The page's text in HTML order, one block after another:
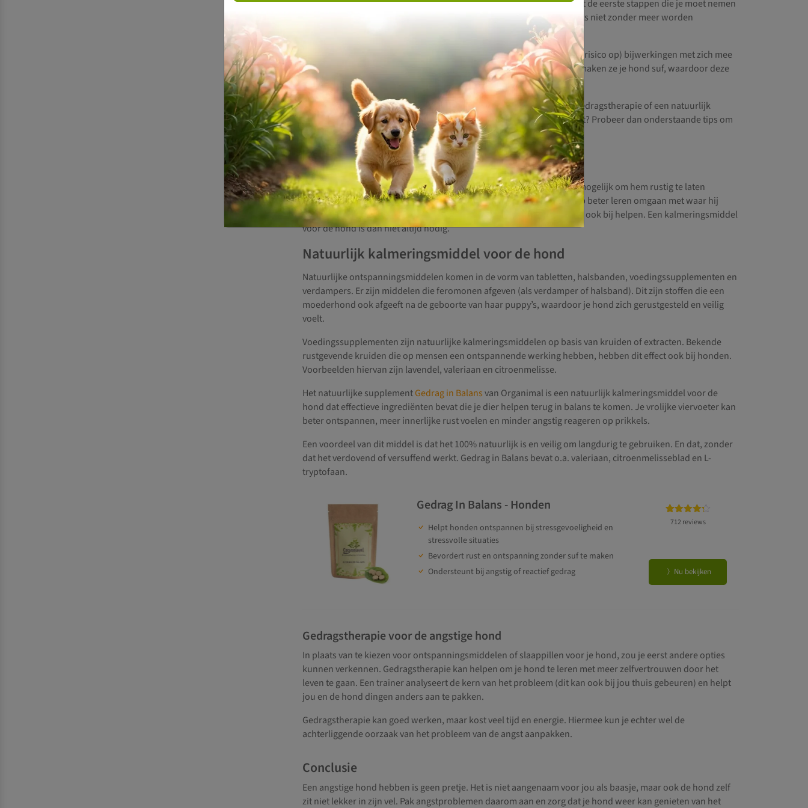
Een ontspanningsmiddel of slaappillen voor de hond zijn eigenlijk niet de eerste stappen die je moet nemen
als je huisdier bang is. Een dergelijk middel zal ook door een dierenarts niet zonder meer worden
Ook het beste kalmeringsmiddel voor de hond brengt natuurlijk toch (risico op) bijwerkingen met zich mee
en zoals gezegd, nemen ze de oorzaak van de angst niet weg. Tevens maken ze je hond suf, waardoor deze
over het algemeen minder levendig en vrolijk is.
Er zijn dan ook allerlei alternatieven die een betere keuze zijn, zoals gedragstherapie of een natuurlijk
kalmeringsmiddel voor de hond. Wil jij je hond ondersteunen bij angst? Probeer dan onderstaande tips om
angst te verminderen.
Training
Of je hond nu bang is voor de postbode, autorijden of onweer, het is mogelijk om hem rustig te laten
wennen aan deze prikkels. Door te trainen kun je je dier stap voor stap beter leren omgaan met waar hij
bang voor is. Dit kun je alleen doen, maar een hondentrainer kan daar ook bij helpen. Een kalmeringsmiddel
voor de hond is dan niet altijd nodig.
Natuurlijk kalmeringsmiddel voor de hond
Natuurlijke ontspanningsmiddelen komen in de vorm van tabletten, halsbanden, voedingssupplementen en
verdampers. Er zijn middelen die feromonen afgeven (als verdamper of halsband). Dit zijn stoffen die een
moederhond ook afgeeft na de geboorte van haar puppy’s, waardoor je hond zich gerustgesteld en veilig
voelt.
Voedingssupplementen zijn natuurlijke kalmeringsmiddelen op basis van kruiden of extracten. Bekende
rustgevende kruiden die op mensen een ontspannende werking hebben, hebben dit effect ook bij honden.
Voorbeelden hiervan zijn lavendel, valeriaan en citroenmelisse.
Het natuurlijke supplementGedrag in Balansvan Organimal is een natuurlijk kalmeringsmiddel voor de
hond dat effectieve ingrediënten bevat die je dier helpen terug in balans te komen. Je vrolijke viervoeter kan
beter ontspannen, meer innerlijke rust voelen en minder angstig reageren op prikkels.
Een voordeel van dit middel is dat het 100% natuurlijk is en veilig om langdurig te gebruiken. En dat, zonder
dat het verdovend of versuffend werkt. Gedrag in Balans bevat o.a. valeriaan, citroenmelisseblad en L-
tryptofaan.
Gedrag In Balans - Honden
Helpt honden ontspannen bij stressgevoeligheid en
stressvolle situaties
Bevordert rust en ontspanning zonder suf te maken
Ondersteunt bij angstig of reactief gedrag
Gewaardeerd
712
712 reviews
Nu bekijken
Gedragstherapie voor de angstige hond
In plaats van te kiezen voor ontspanningsmiddelen of slaappillen voor je hond, zou je eerst andere opties
kunnen verkennen. Gedragstherapie kan helpen om je hond te leren met meer zelfvertrouwen door het
leven te gaan. Een trainer analyseert de kern van het probleem (dit kan ook bij jou thuis gebeuren) en helpt
jou en de hond dingen anders aan te pakken.
Gedragstherapie kan goed werken, maar kost veel tijd en energie. Hiermee kun je echter wel de
achterliggende oorzaak van het probleem van de angst aanpakken.
Conclusie
Een angstige hond hebben is geen pretje. Het is niet aangenaam voor jou als baasje, maar ook de hond zelf
zit niet lekker in zijn vel. Pak angstproblemen daarom aan en zorg dat je hond weer kan genieten van het